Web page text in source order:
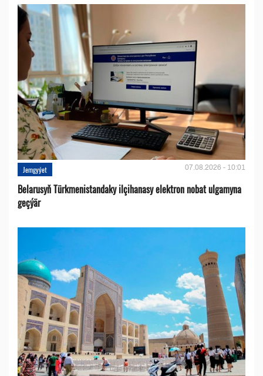
Jemgyýet 07.08.2026 - 10:01
Belarusyň Türkmenistandaky ilçihanasy elektron nobat ulgamyna
geçýär